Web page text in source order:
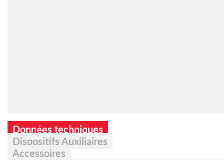
Données techniques
Dispositifs Auxiliaires
Accessoires